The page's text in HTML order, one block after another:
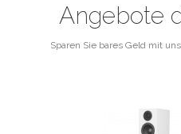
Angebote
Sparen Sie bares Geld mit